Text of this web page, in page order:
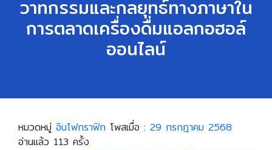
วาทกรรมและกลยุทธ์ทางภาษาใน
การตลาดเครื่องดื่มแอลกอฮอล์
ออนไลน์
หมวดหมู่ อินโฟกราฟิก โพสเมื่อ : 29 กรกฎาคม 2568
อ่านแล้ว 113 ครั้ง